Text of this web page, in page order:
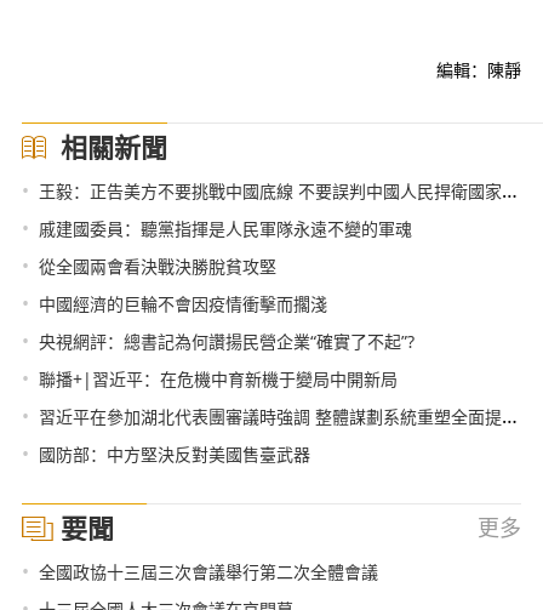
編輯：陳靜
相關新聞
• 王毅：正告美方不要挑戰中國底線 不要誤判中國人民捍衛國家統一的堅定決心
• 戚建國委員：聽黨指揮是人民軍隊永遠不變的軍魂
• 從全國兩會看決戰決勝脫貧攻堅
• 中國經濟的巨輪不會因疫情衝擊而擱淺
• 央視網評：總書記為何讚揚民營企業“確實了不起”?
• 聯播+|習近平：在危機中育新機于變局中開新局
• 習近平在參加湖北代表團審議時強調 整體謀劃系統重塑全面提升 織牢織密公共衛生防護網
• 國防部：中方堅決反對美國售臺武器
要聞 更多
• 全國政協十三屆三次會議舉行第二次全體會議